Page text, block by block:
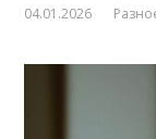
04.01.2026